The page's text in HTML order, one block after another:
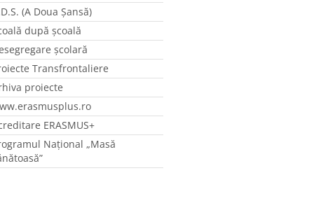
(A Doua Șansă)
după școală
școlară
Transfrontaliere
proiecte
ERASMUS+
Național „Masă